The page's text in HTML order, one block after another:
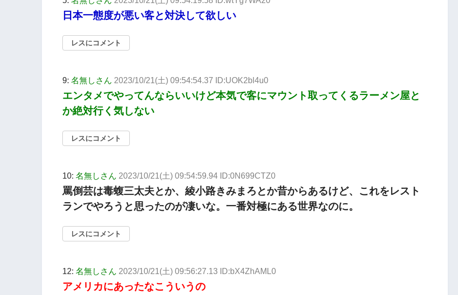
日本一態度が悪い客と対決して欲しい
レスにコメント
9: 名無しさん 2023/10/21(土) 09:54:54.37 ID:UOK2bl4u0
エンタメでやってんならいいけど本気で客にマウント取ってくるラーメン屋と
か絶対行く気しない
レスにコメント
10: 名無しさん 2023/10/21(土) 09:54:59.94 ID:0N699CTZ0
罵倒芸は毒蝮三太夫とか、綾小路きみまろとか昔からあるけど、これをレスト
ランでやろうと思ったのが凄いな。一番対極にある世界なのに。
レスにコメント
12: 名無しさん 2023/10/21(土) 09:56:27.13 ID:bX4ZhAML0
アメリカにあったなこういうの